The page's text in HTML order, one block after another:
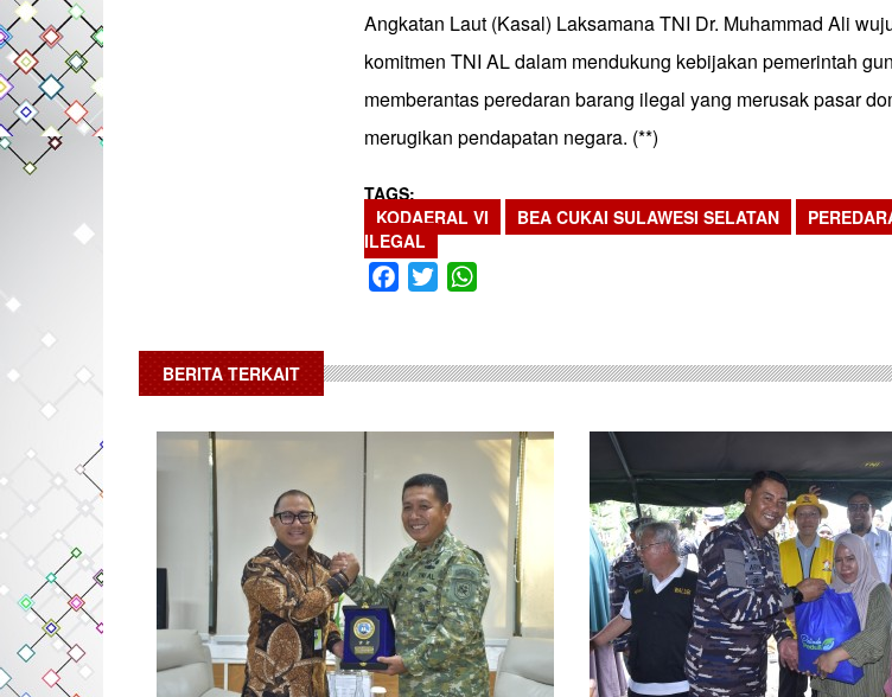
Angkatan Laut (Kasal) Laksamana TNI Dr. Muhammad Ali
komitmen TNI AL dalam mendukung kebijakan pemerintah
memberantas peredaran barang ilegal yang merusak pasar
merugikan pendapatan negara. (**)
TAGS
KODAERAL VI
BEA CUKAI SULAWESI SELATAN
ILEGAL
Facebook
Twitter
BERITA TERKAIT